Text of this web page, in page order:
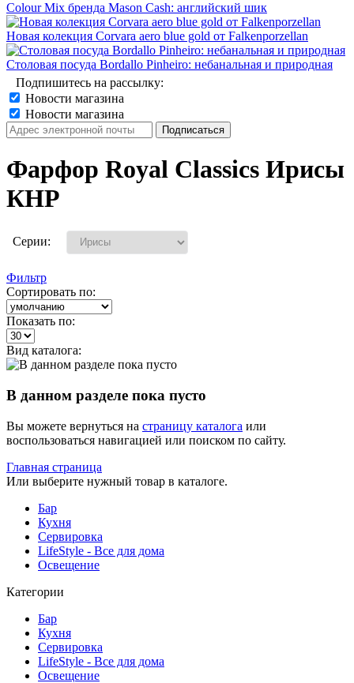
Colour Mix бренда Mason Cash: английский шик
Новая колекция Corvara aero blue gold от Falkenporzellan
Столовая посуда Bordallo Pinheiro: небанальная и природная
Подпишитесь на рассылку:
Новости магазина
Новости магазина
Фарфор Royal Classics Ирисы
КНР
Серии:
Фильтр
Сортировать по:
Показать по:
Вид каталога:
В данном разделе пока пусто
Вы можете вернуться на страницу каталога или
воспользоваться навигацией или поиском по сайту.
Главная страница
Или выберите нужный товар в каталоге.
Бар
Кухня
Сервировка
LifeStyle - Все для дома
Освещение
Категории
Бар
Кухня
Сервировка
LifeStyle - Все для дома
Освещение